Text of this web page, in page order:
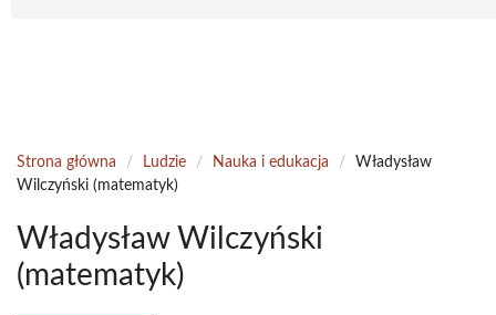
Strona główna / Ludzie / Nauka i edukacja /
Władysław
Wilczyński (matematyk)
Władysław Wilczyński
(matematyk)